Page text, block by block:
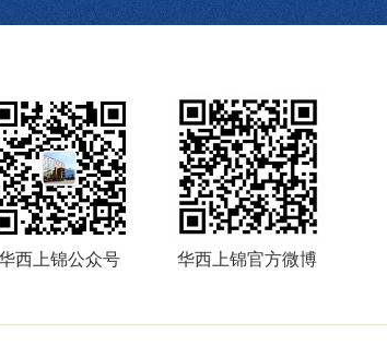
西上锦公众号 华西上锦官方微博